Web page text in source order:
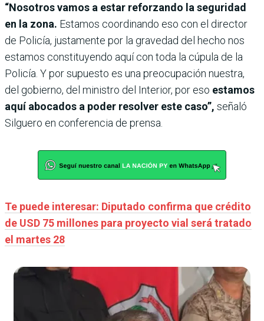
“Nosotros vamos a estar reforzando la seguridad
en la zona. Estamos coordinando eso con el director
de Policía, justamente por la gravedad del hecho nos
estamos constituyendo aquí con toda la cúpula de la
Policía. Y por supuesto es una preocupación nuestra,
del gobierno, del ministro del Interior, por eso estamos
aquí abocados a poder resolver este caso”, señaló
Silguero en conferencia de prensa.
Te puede interesar: Diputado confirma que crédito
de USD 75 millones para proyecto vial será tratado
el martes 28